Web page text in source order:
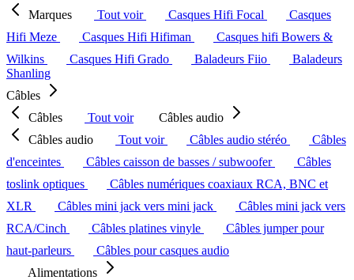
Marques
Tout voir Casques Hifi Focal
Casques
Hifi Meze
Casques Hifi Hifiman
Casques hifi Bowers &
Wilkins
Casques Hifi Grado Baladeurs Fiio
Baladeurs
Shanling
Câbles
Câbles
Tout voir
Câbles audio
Câbles audio
Tout voir Câbles audio stéréo
Câbles
d'enceintes
Câbles caisson de basses / subwoofer
Câbles
toslink optiques
Câbles numériques coaxiaux RCA, BNC et
XLR
Câbles mini jack vers mini jack
Câbles mini jack vers
RCA/Cinch
Câbles platines vinyle
Câbles jumper pour
haut-parleurs
Câbles pour casques audio
Alimentations